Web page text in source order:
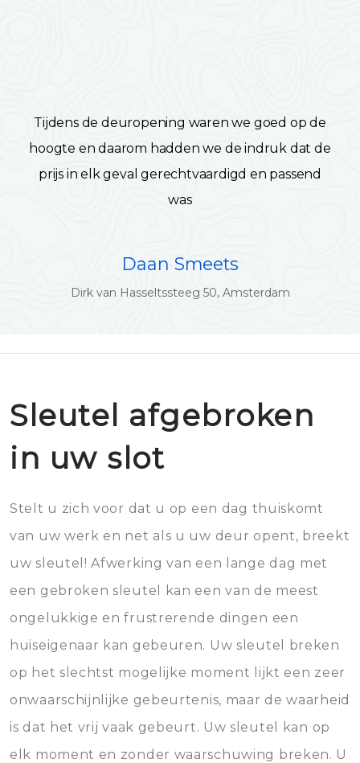
Tijdens de deuropening waren we goed op de
hoogte en daarom hadden we de indruk dat de
prijs in elk geval gerechtvaardigd en passend
was
Daan Smeets
Dirk van Hasseltssteeg 50, Amsterdam
Sleutel afgebroken
in uw slot
Stelt u zich voor dat u op een dag thuiskomt
van uw werk en net als u uw deur opent, breekt
uw sleutel! Afwerking van een lange dag met
een gebroken sleutel kan een van de meest
ongelukkige en frustrerende dingen een
huiseigenaar kan gebeuren. Uw sleutel breken
op het slechtst mogelijke moment lijkt een zeer
onwaarschijnlijke gebeurtenis, maar de waarheid
is dat het vrij vaak gebeurt. Uw sleutel kan op
elk moment en zonder waarschuwing breken. U